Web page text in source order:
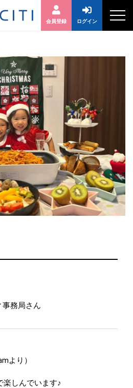
会員登録 ログイン
事務局さん
より）
楽しんでいます♪